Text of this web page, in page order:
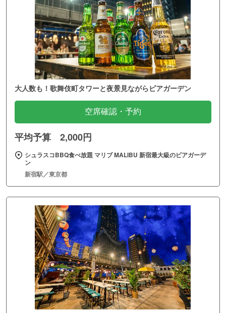
大人数も！歌舞伎町タワーと夜景見ながらビアガーデン
空席確認・予約
平均予算 2,000円
シュラスコBBQ食べ放題 マリブ MALIBU 新宿最大級のビアガーデ
ン
新宿駅／東京都